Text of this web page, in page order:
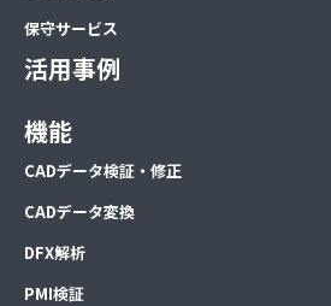
保守サービス
活用事例
機能
CADデータ検証・修正
CADデータ変換
DFX解析
PMI検証